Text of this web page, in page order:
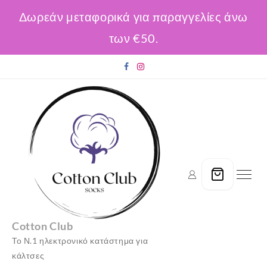
Δωρεάν μεταφορικά για παραγγελίες άνω
των €50.
Cotton Club
Το Ν.1 ηλεκτρονικό κατάστημα για
κάλτσες